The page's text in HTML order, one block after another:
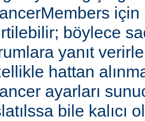
böylece
yanıt
hattan
ayarları
bile kalıcı